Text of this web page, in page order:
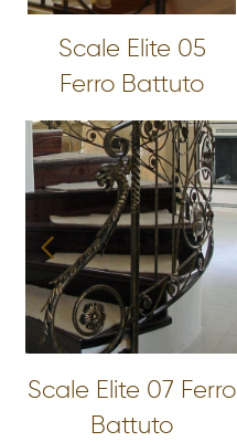
Scale Elite 05
Ferro Battuto
Scale Elite 07 Ferro
Battuto